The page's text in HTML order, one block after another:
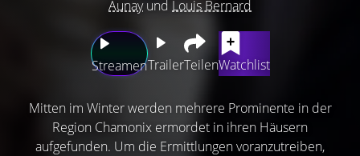
Aunayund Louis Bernard
StreamenTrailerTeilenWatchlist
Mitten im Winter werden mehrere Prominente in der
Region Chamonix ermordet in ihren Häusern
aufgefunden. Um die Ermittlungen voranzutreiben,